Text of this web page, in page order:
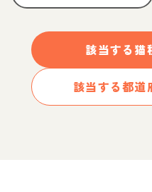
該当する 猫
該当する都道